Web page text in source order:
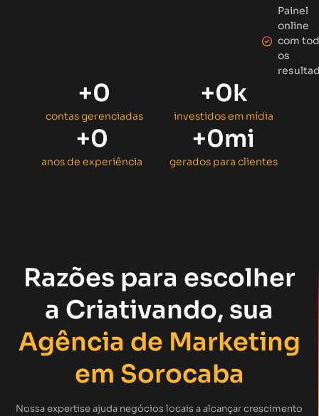
Painel
online
com
os
contas gerenciadas
+0
investidos em mídia
+0k
anos de experiência
+0
gerados para clientes
+0mi
Razões para escolher
a Criativando, sua
Agência de Marketing
em Sorocaba
Nossa expertise ajuda negócios locais a alcançar crescimento